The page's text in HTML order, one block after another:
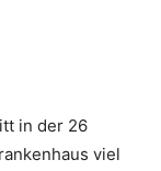
in der 26
viel